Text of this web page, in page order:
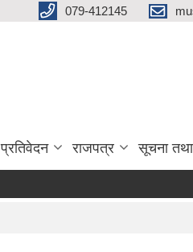
079-412145
प्रतिवेदन राजपत्र सूचना